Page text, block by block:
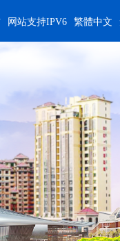
网站支持IPV6 繁體中文